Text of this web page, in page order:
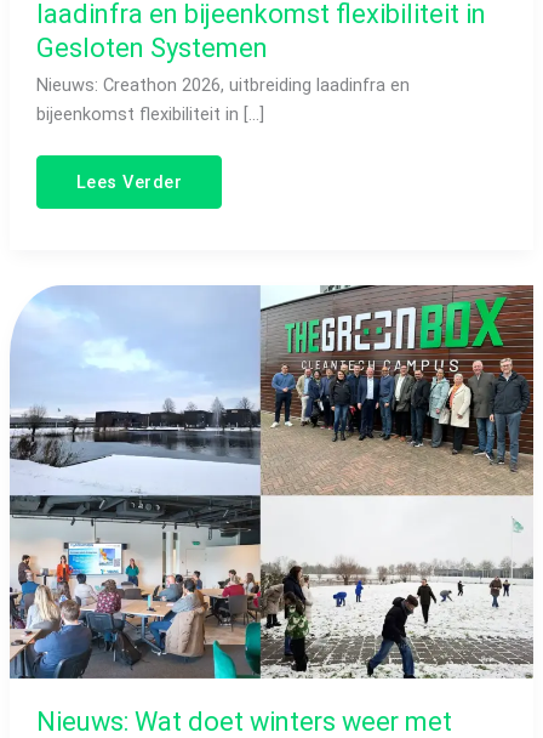
laadinfra en bijeenkomst flexibiliteit in
Gesloten Systemen
Nieuws: Creathon 2026, uitbreiding laadinfra en
bijeenkomst flexibiliteit in […]
Lees Verder
Nieuws: Wat doet winters weer met
Nieuws:
Wat
winters
weer
zonnepanelen
en
internationale
samenwerkingen